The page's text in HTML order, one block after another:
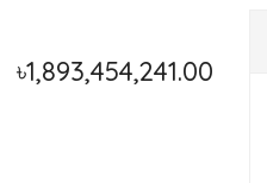
৳1,893,454,241.00